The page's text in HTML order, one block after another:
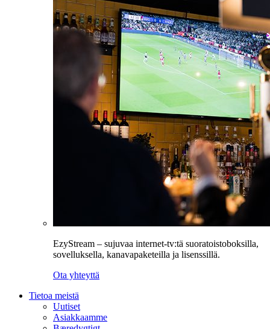
EzyStream – sujuvaa internet-tv:tä suoratoistoboksilla,
sovelluksella, kanavapaketeilla ja lisenssillä.
Ota yhteyttä
Tietoa meistä
Uutiset
Asiakkaamme